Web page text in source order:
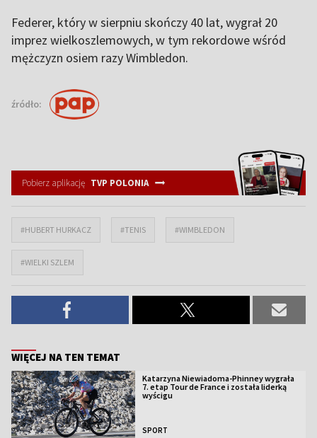
Federer, który w sierpniu skończy 40 lat, wygrał 20
imprez wielkoszlemowych, w tym rekordowe wśród
mężczyzn osiem razy Wimbledon.
źródło:
Pobierz aplikację TVP POLONIA
#HUBERT HURKACZ #TENIS #WIMBLEDON
#WIELKI SZLEM
WIĘCEJ NA TEN TEMAT
Katarzyna Niewiadoma-Phinney wygrała
7. etap Tour de France i została liderką
wyścigu
SPORT